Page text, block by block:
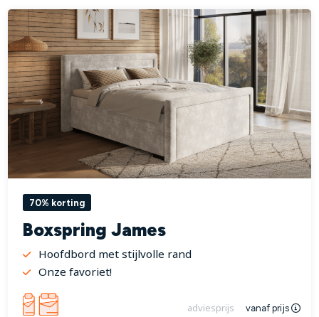
70% korting
Boxspring James
Hoofdbord met stijlvolle rand
Onze favoriet!
adviesprijs vanaf prijs